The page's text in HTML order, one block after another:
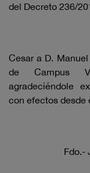
del Decreto 236/
Cesar a D.
de Campus
agradeciéndole
con efectos desde
Fdo.-